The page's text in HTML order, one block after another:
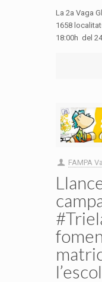
La 2a Vaga
1658
18:00h del
FAMPA